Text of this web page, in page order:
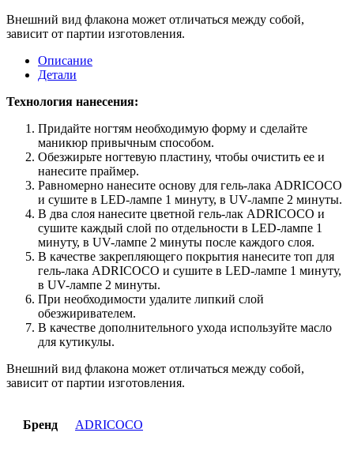
Внешний вид флакона может отличаться между собой,
зависит от партии изготовления.
Описание
Детали
Технология нанесения:
Придайте ногтям необходимую форму и сделайте
маникюр привычным способом.
Обезжирьте ногтевую пластину, чтобы очистить ее и
нанесите праймер.
Равномерно нанесите основу для гель-лака ADRICOCO
и сушите в LED-лампе 1 минуту, в UV-лампе 2 минуты.
В два слоя нанесите цветной гель-лак ADRICOCO и
сушите каждый слой по отдельности в LED-лампе 1
минуту, в UV-лампе 2 минуты после каждого слоя.
В качестве закрепляющего покрытия нанесите топ для
гель-лака ADRICOCO и сушите в LED-лампе 1 минуту,
в UV-лампе 2 минуты.
При необходимости удалите липкий слой
обезжиривателем.
В качестве дополнительного ухода используйте масло
для кутикулы.
Внешний вид флакона может отличаться между собой,
зависит от партии изготовления.
Бренд ADRICOCO